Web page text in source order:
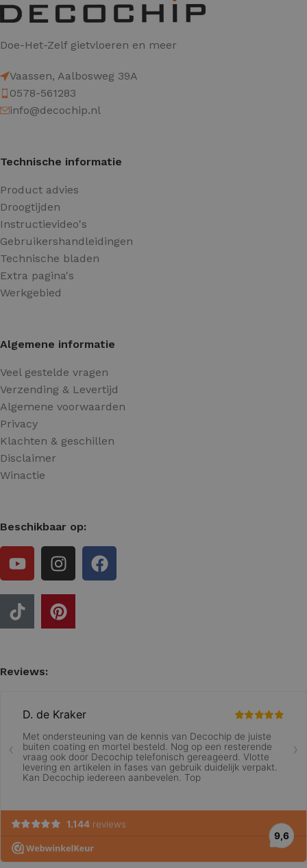
Doe-Het-Zelf gietvloeren en meer
Vaassen, Aalbosweg 39A
0578-561283
info@decochip.nl
Technische informatie
Product advies
Droogtijden
Instructievideo's
Gebruikershandleidingen
Technische bladen
Extra pagina's
Werkgebied
Algemene informatie
Veel gestelde vragen
Verzending & Levertijd
Algemene voorwaarden
Privacy
Klachten & geschillen
Disclaimer
Winactie
Beschikbaar op:
Reviews: